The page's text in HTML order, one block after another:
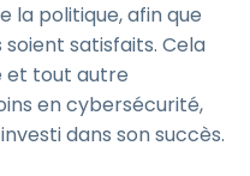
la politique, afin que
satisfaits. Cela
et tout autre
en cybersécurité,
dans son succès.